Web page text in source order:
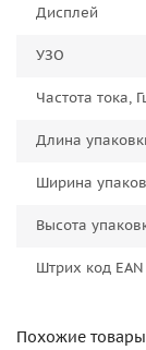
Дисплей
УЗО
Частота тока,
Длина
Ширина
Высота
Штрих код
Похожие товары